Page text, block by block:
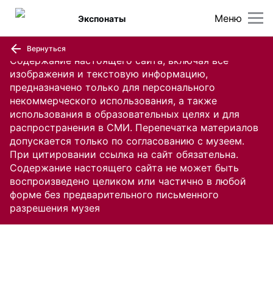
Содержание настоящего сайта, включая все
изображения и текстовую информацию,
предназначено только для персонального
некоммерческого использования, а также
использования в образовательных целях и для
распространения в СМИ. Перепечатка материалов
допускается только по согласованию с музеем.
При цитировании ссылка на сайт обязательна.
Содержание настоящего сайта не может быть
воспроизведено целиком или частично в любой
форме без предварительного письменного
разрешения музея
Меню
Экспонаты
Вернуться